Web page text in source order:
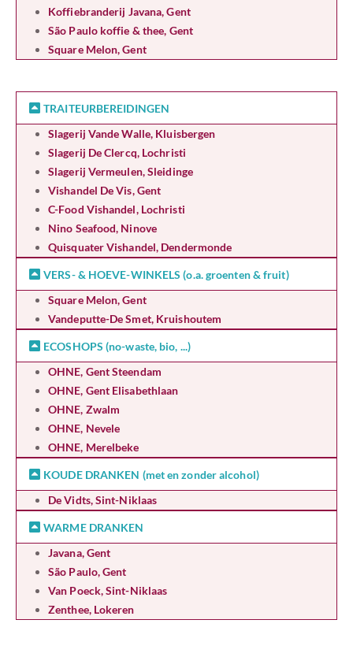
Koffiebranderij Javana, Gent
São Paulo koffie & thee, Gent
Square Melon, Gent
TRAITEURBEREIDINGEN
Slagerij Vande Walle, Kluisbergen
Slagerij De Clercq, Lochristi
Slagerij Vermeulen, Sleidinge
Vishandel De Vis, Gent
C-Food Vishandel, Lochristi
Nino Seafood, Ninove
Quisquater Vishandel, Dendermonde
VERS- & HOEVE-WINKELS (o.a. groenten & fruit)
Square Melon, Gent
Vandeputte-De Smet, Kruishoutem
ECOSHOPS (no-waste, bio, ...)
OHNE, Gent Steendam
OHNE, Gent Elisabethlaan
OHNE, Zwalm
OHNE, Nevele
OHNE, Merelbeke
KOUDE DRANKEN (met en zonder alcohol)
De Vidts, Sint-Niklaas
WARME DRANKEN
Javana, Gent
São Paulo, Gent
Van Poeck, Sint-Niklaas
Zenthee, Lokeren